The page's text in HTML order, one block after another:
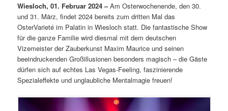
Wiesloch, 01. Februar 2024 –Am Osterwochenende, den 30.
und 31. März, findet 2024 bereits zum dritten Mal das
OsterVarieté im Palatin in Wiesloch statt. Die fantastische Show
für die ganze Familie wird diesmal mit dem deutschen
Vizemeister der Zauberkunst Maxim Maurice und seinen
beeindruckenden Großillusionen besonders magisch – die Gäste
dürfen sich auf echtes Las Vegas-Feeling, faszinierende
Spezialeffekte und unglaubliche Mentalmagie freuen!